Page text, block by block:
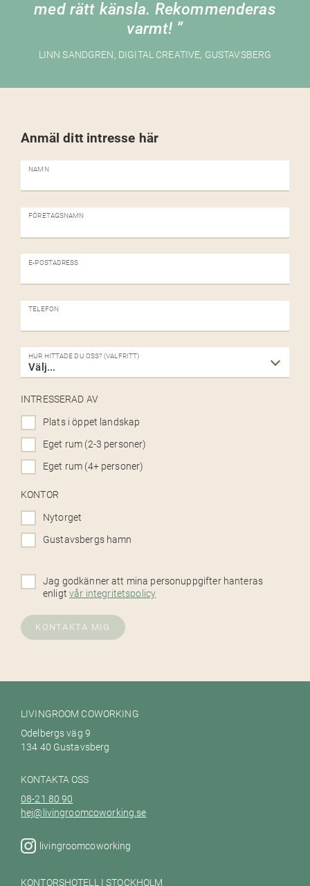
med rätt känsla. Rekommenderas
varmt!
LINN SANDGREN, DIGITAL CREATIVE, GUSTAVSBERG
Anmäl ditt intresse här
NAMN
FÖRETAGSNAMN
E-POSTADRESS
TELEFON
HUR HITTADE DU OSS? (VALFRITT)
INTRESSERAD AV
Plats i öppet landskap
Eget rum (2-3 personer)
Eget rum (4+ personer)
KONTOR
Nytorget
Gustavsbergs hamn
Jag godkänner att mina personuppgifter hanteras
enligtvår integritetspolicy
KONTAKTA MIG
LIVINGROOM COWORKING
Odelbergs väg 9
134 40 Gustavsberg
KONTAKTA OSS
08-21 80 90
hej@livingroomcoworking.se
livingroomcoworking
KONTORSHOTELL I STOCKHOLM